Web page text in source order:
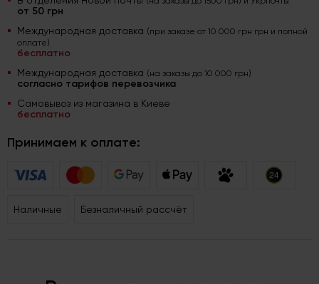
от 50 грн
Международная доставка (при заказе от 10 000 грн грн и полной
оплате)
бесплатно
Международная доставка (на заказы до 10 000 грн)
согласно тарифов перевозчика
Самовывоз из магазина в Киеве
бесплатно
Принимаем к оплате:
Наличные Безналичный рассчёт